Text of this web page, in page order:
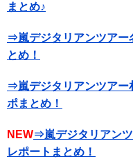
まとめ♪
⇒嵐デジタリアンツアー
とめ！
⇒嵐デジタリアンツアー
ポまとめ！
NEW⇒嵐デジタリアン
レポートまとめ！